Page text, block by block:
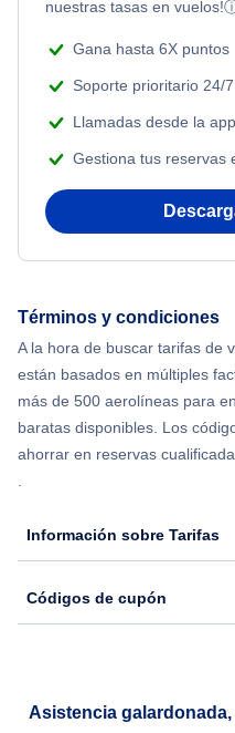
Flights from Nueva York to
Flights from Shanghai to
Flights from Delhi to Nueva
Flights from Nueva York to
Flights from Nueva York to
Beach Vacations
nuestras tasas en vuelos!
Gana hasta 6X puntos
Soporte prioritario 24/7
Llamadas desde la
Gestiona tus reservas
Términos y condiciones
A la hora de buscar tarifas de
están basados en múltiples
más de 500 aerolíneas para
baratas disponibles. Los
ahorrar en reservas
.
Información sobre Tarifas
Códigos de cupón
Asistencia